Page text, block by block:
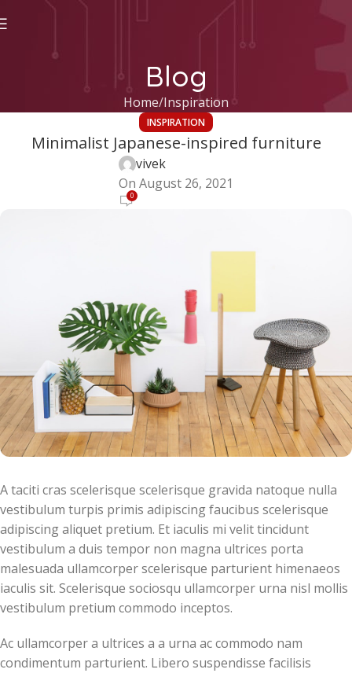
Blog
Home Inspiration
INSPIRATION
Minimalist Japanese-inspired furniture
vivek
On August 26, 2021
0
A taciti cras scelerisque scelerisque gravida natoque nulla
vestibulum turpis primis adipiscing faucibus scelerisque
adipiscing aliquet pretium. Et iaculis mi velit tincidunt
vestibulum a duis tempor non magna ultrices porta
malesuada ullamcorper scelerisque parturient himenaeos
iaculis sit. Scelerisque sociosqu ullamcorper urna nisl mollis
vestibulum pretium commodo inceptos.
Ac ullamcorper a ultrices a a urna ac commodo nam
condimentum parturient. Libero suspendisse facilisis